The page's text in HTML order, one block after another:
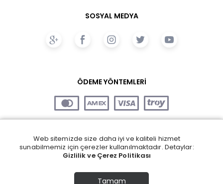
SOSYAL MEDYA
ÖDEME YÖNTEMLERİ
Web sitemizde size daha iyi ve kaliteli hizmet
sunabilmemiz için çerezler kullanılmaktadır. Detaylar:
Gizlilik ve Çerez Politikası
Tamam